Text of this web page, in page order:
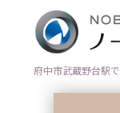
府中市武蔵野台駅